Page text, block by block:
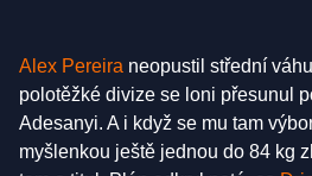
Alex Pereira neopustil střední
polotěžké divize se loni přesunul
Adesanyi. A i když se mu tam
myšlenkou ještě jednou do 84 kg